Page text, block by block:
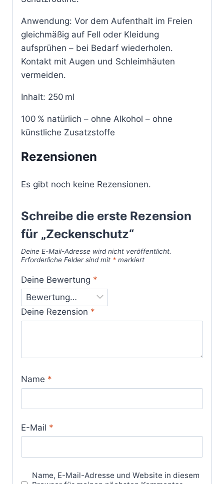
Anwendung: Vor dem Aufenthalt im Freien
gleichmäßig auf Fell oder Kleidung
aufsprühen – bei Bedarf wiederholen.
Kontakt mit Augen und Schleimhäuten
vermeiden.
Inhalt: 250 ml
100 % natürlich – ohne Alkohol – ohne
künstliche Zusatzstoffe
Rezensionen
Es gibt noch keine Rezensionen.
Schreibe die erste Rezension
für „Zeckenschutz“
Deine E-Mail-Adresse wird nicht veröffentlicht.
Erforderliche Felder sind mit * markiert
Deine Bewertung *
Deine Rezension *
Name *
E-Mail *
Name, E-Mail-Adresse und Website in diesem